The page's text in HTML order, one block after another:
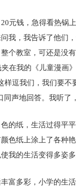
元钱，急得看热锅
我，我告诉了他们
个教室，可还是没
在我的《儿童漫画
样逗我们，我们要不
同声地回答。我听了
的纸，生活过得平
色纸上涂上了各种
我的生活变得多姿多
富多彩，小学的生